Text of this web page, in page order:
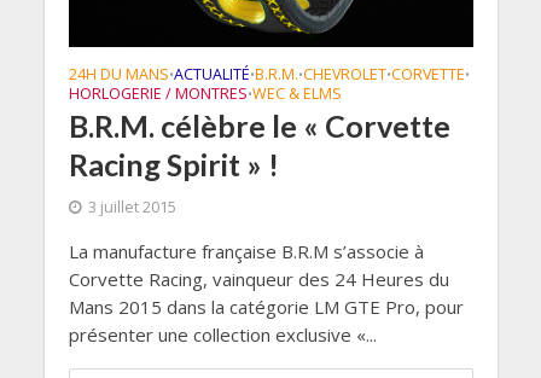
24H DU MANS•ACTUALITÉ•B.R.M.•CHEVROLET•CORVETTE•
HORLOGERIE / MONTRES•WEC & ELMS
B.R.M. célèbre le « Corvette
Racing Spirit » !
3 juillet 2015
La manufacture française B.R.M s’associe à
Corvette Racing, vainqueur des 24 Heures du
Mans 2015 dans la catégorie LM GTE Pro, pour
présenter une collection exclusive «...